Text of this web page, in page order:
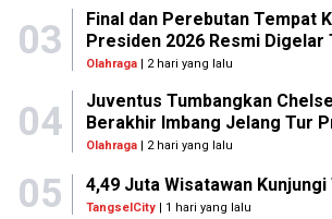
03
Final dan Perebutan Tempat
Presiden 2026 Resmi Digelar
Olahraga| 2 hari yang lalu
04
Juventus Tumbangkan
Berakhir Imbang Jelang Tur
Olahraga| 2 hari yang lalu
05 4,49 Juta Wisatawan
TangselCity | 1 hari yang lalu